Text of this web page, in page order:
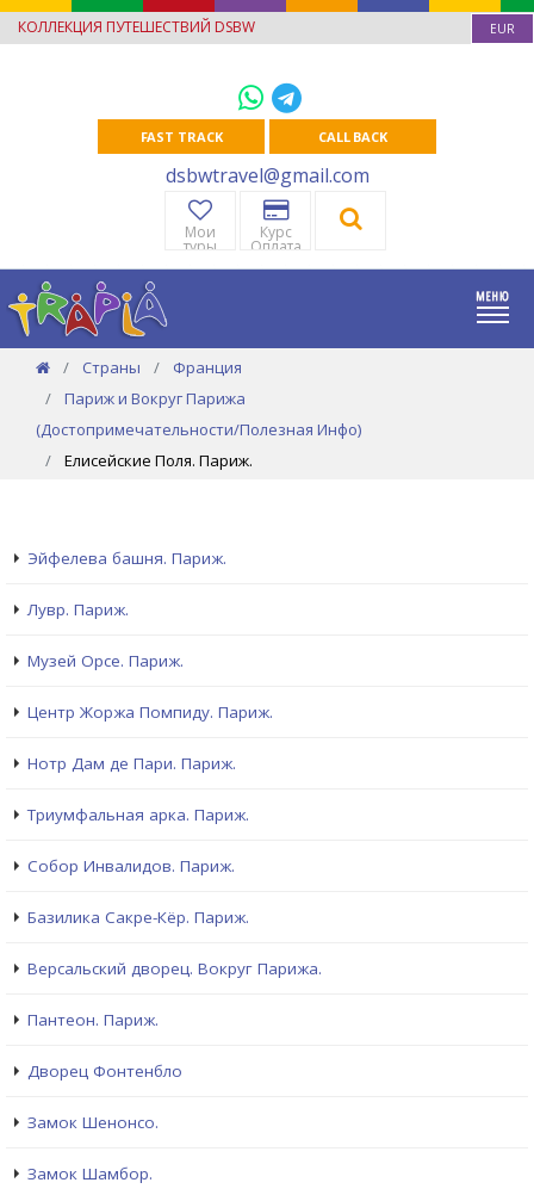
КОЛЛЕКЦИЯ ПУТЕШЕСТВИЙ DSBW EUR
FAST TRACK CALL BACK
dsbwtravel@gmail.com
Мои
туры
Курс
Оплата
Страны
Франция
Париж и Вокруг Парижа
(Достопримечательности/Полезная Инфо)
Елисейские Поля. Париж.
Эйфелева башня. Париж.
Лувр. Париж.
Музей Орсе. Париж.
Центр Жоржа Помпиду. Париж.
Нотр Дам де Пари. Париж.
Триумфальная арка. Париж.
Собор Инвалидов. Париж.
Базилика Сакре-Кёр. Париж.
Версальский дворец. Вокруг Парижа.
Пантеон. Париж.
Дворец Фонтенбло
Замок Шенонсо.
Замок Шамбор.